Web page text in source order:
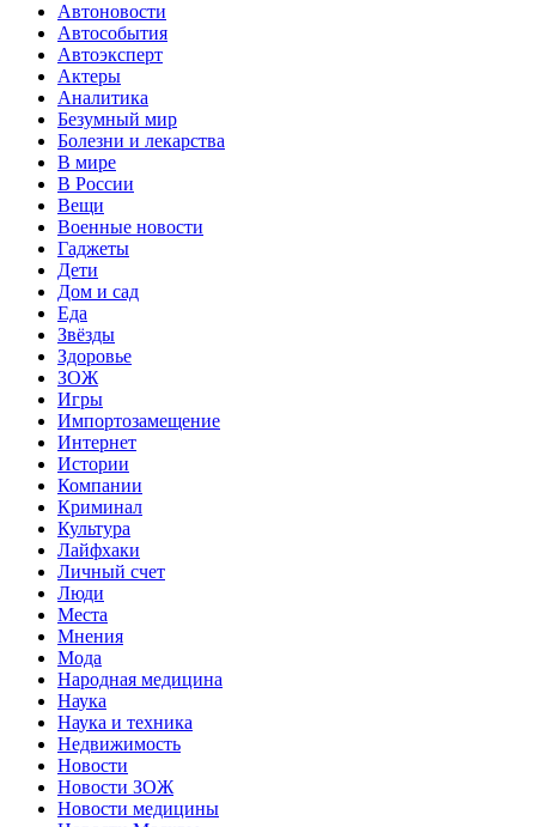
Автоновости
Автособытия
Автоэксперт
Актеры
Аналитика
Безумный мир
Болезни и лекарства
В мире
В России
Вещи
Военные новости
Гаджеты
Дети
Дом и сад
Еда
Звёзды
Здоровье
ЗОЖ
Игры
Импортозамещение
Интернет
Истории
Компании
Криминал
Культура
Лайфхаки
Личный счет
Люди
Места
Мнения
Мода
Народная медицина
Наука
Наука и техника
Недвижимость
Новости
Новости ЗОЖ
Новости медицины